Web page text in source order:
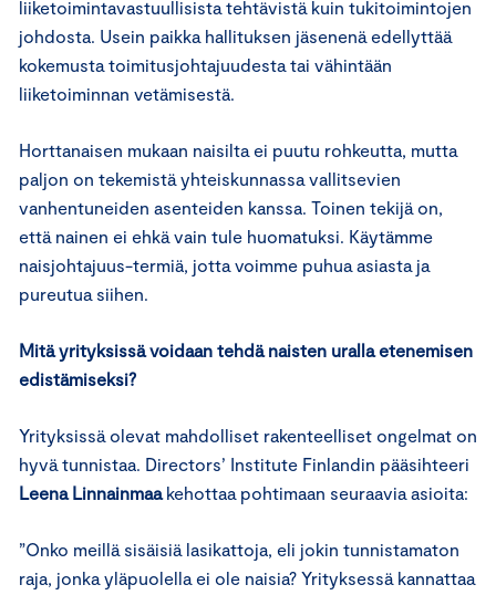
liiketoimintavastuullisista tehtävistä kuin tukitoimintojen
johdosta. Usein paikka hallituksen jäsenenä edellyttää
kokemusta toimitusjohtajuudesta tai vähintään
liiketoiminnan vetämisestä.
Horttanaisen mukaan naisilta ei puutu rohkeutta, mutta
paljon on tekemistä yhteiskunnassa vallitsevien
vanhentuneiden asenteiden kanssa. Toinen tekijä on,
että nainen ei ehkä vain tule huomatuksi. Käytämme
naisjohtajuus-termiä, jotta voimme puhua asiasta ja
pureutua siihen.
Mitä yrityksissä voidaan tehdä naisten uralla etenemisen
edistämiseksi?
Yrityksissä olevat mahdolliset rakenteelliset ongelmat on
hyvä tunnistaa. Directors’ Institute Finlandin pääsihteeri
Leena Linnainmaakehottaa pohtimaan seuraavia asioita:
”Onko meillä sisäisiä lasikattoja, eli jokin tunnistamaton
raja, jonka yläpuolella ei ole naisia? Yrityksessä kannattaa